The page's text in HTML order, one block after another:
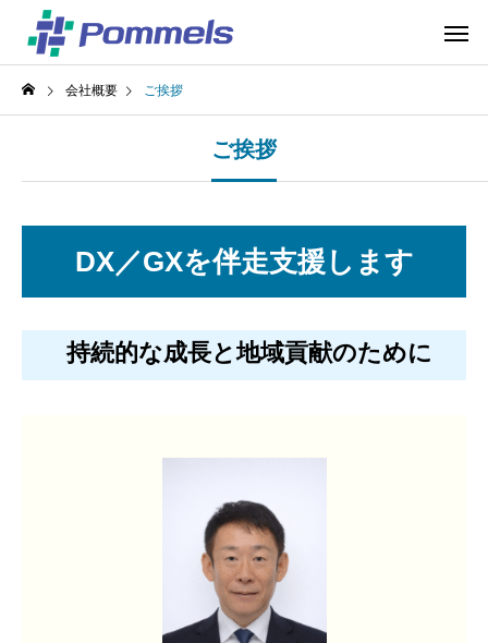
会社概要 ご挨拶
ご挨拶
DX／GXを伴走支援します
持続的な成長と地域貢献のために